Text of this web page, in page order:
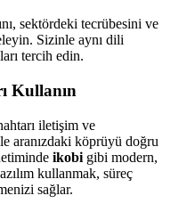
sektördeki tecrübesini ve
Sizinle aynı dili
tercih edin.
Kullanın
iletişim ve
aranızdaki köprüyü doğru
ikobi gibi modern,
kullanmak, süreç
sağlar.